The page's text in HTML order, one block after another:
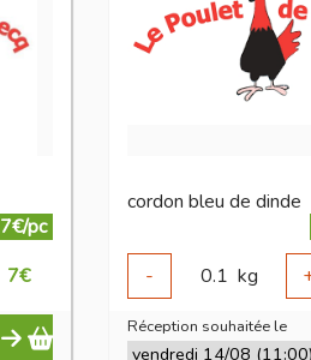
7€/pc
7€
cordon bleu de dinde
-
0.1 kg
Réception souhaitée le